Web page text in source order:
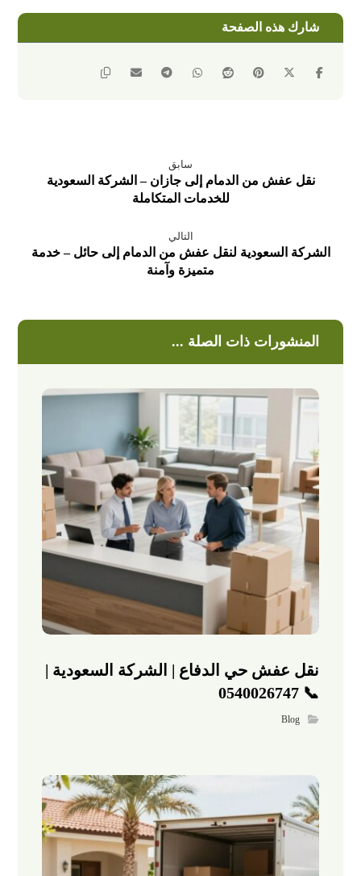
سابق
نقل عفش من الدمام إلى جازان – الشركة السعودية
للخدمات المتكاملة
التالي
الشركة السعودية لنقل عفش من الدمام إلى حائل – خدمة
متميزة وآمنة
المنشورات ذات الصلة ...
نقل عفش حي الدفاع | الشركة السعودية |
📞 0540026747
Blog